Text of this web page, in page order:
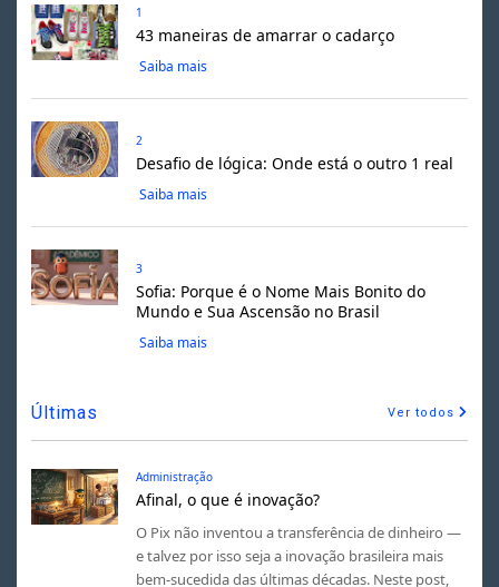
1
43 maneiras de amarrar o cadarço
Saiba mais
2
Desafio de lógica: Onde está o outro 1 real
Saiba mais
3
Sofia: Porque é o Nome Mais Bonito do
Mundo e Sua Ascensão no Brasil
Saiba mais
Últimas Ver todos
Administração
Afinal, o que é inovação?
O Pix não inventou a transferência de dinheiro —
e talvez por isso seja a inovação brasileira mais
bem-sucedida das últimas décadas. Neste post,